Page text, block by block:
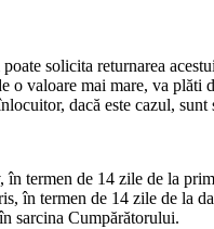
solicita returnarea
o valoare mai mare, va plăti
dacă este cazul, sunt
termen de 14 zile de la
în termen de 14 zile de la
sarcina Cumpărătorului.